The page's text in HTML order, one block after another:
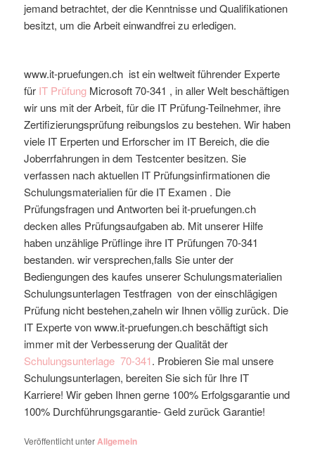
jemand betrachtet, der die Kenntnisse und Qualifikationen
besitzt, um die Arbeit einwandfrei zu erledigen.
www.it-pruefungen.ch ist ein weltweit führender Experte
für IT Prüfung Microsoft70-341 , in aller Welt beschäftigen
wir uns mit der Arbeit, für die IT Prüfung-Teilnehmer, ihre
Zertifizierungsprüfung reibungslos zu bestehen. Wir haben
viele IT Erperten und Erforscher im IT Bereich, die die
Joberrfahrungen in dem Testcenter besitzen. Sie
verfassen nach aktuellen IT Prüfungsinfirmationen die
Schulungsmaterialien für die IT Examen . Die
Prüfungsfragen und Antworten bei it-pruefungen.ch
decken alles Prüfungsaufgaben ab. Mit unserer Hilfe
haben unzählige Prüflinge ihre IT Prüfungen 70-341
bestanden. wir versprechen,falls Sie unter der
Bediengungen des kaufes unserer Schulungsmaterialien
Schulungsunterlagen Testfragen von der einschlägigen
Prüfung nicht bestehen,zaheln wir Ihnen völlig zurück. Die
IT Experte von www.it-pruefungen.ch beschäftigt sich
immer mit der Verbesserung der Qualität der
Schulungsunterlage 70-341. Probieren Sie mal unsere
Schulungsunterlagen, bereiten Sie sich für Ihre IT
Karriere! Wir geben Ihnen gerne 100% Erfolgsgarantie und
100% Durchführungsgarantie- Geld zurück Garantie!
Veröffentlicht unterAllgemein